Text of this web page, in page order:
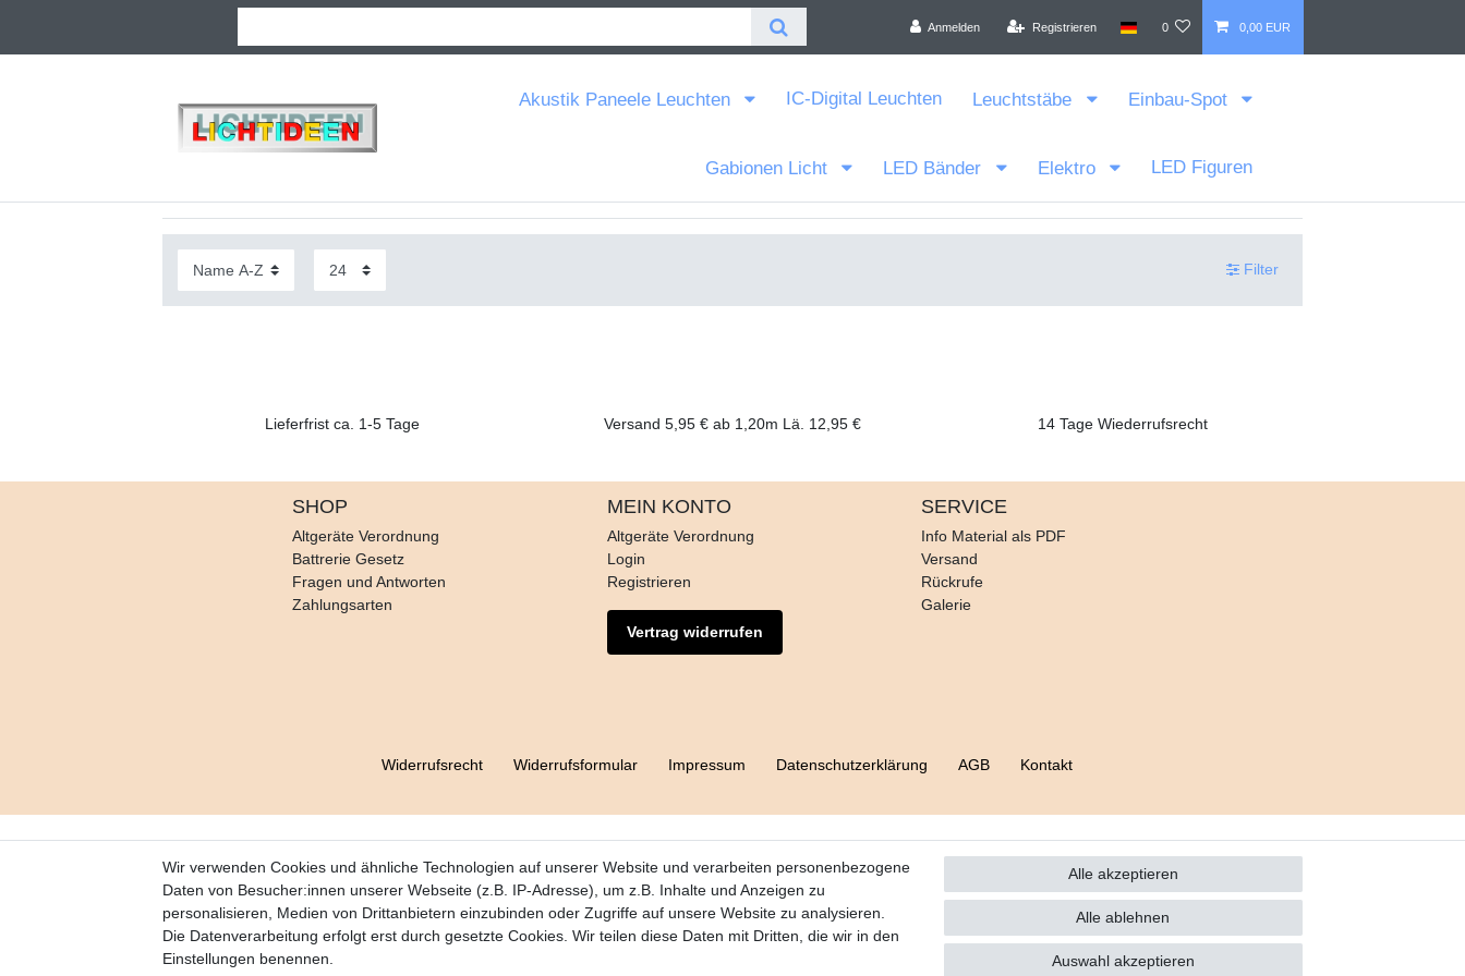
Anmelden Registrieren 0 0,00 EUR
Akustik Paneele Leuchten IC-Digital Leuchten Leuchtstäbe Einbau-Spot
Gabionen Licht LED Bänder Elektro LED Figuren
Filter
Lieferfrist ca. 1-5 Tage Versand 5,95 € ab 1,20m Lä. 12,95 € 14 Tage Wiederrufsrecht
SHOP
Altgeräte Verordnung
Battrerie Gesetz
Fragen und Antworten
Zahlungsarten
MEIN KONTO
Altgeräte Verordnung
Login
Registrieren
Vertrag widerrufen
SERVICE
Info Material als PDF
Versand
Rückrufe
Galerie
Widerrufs­recht Widerrufs­formular Impressum Daten­schutz­erklärung AGB Kontakt
Wir verwenden Cookies und ähnliche Technologien auf unserer Website und verarbeiten personenbezogene
Daten von Besucher:innen unserer Webseite (z.B. IP-Adresse), um z.B. Inhalte und Anzeigen zu
personalisieren, Medien von Drittanbietern einzubinden oder Zugriffe auf unsere Website zu analysieren.
Die Datenverarbeitung erfolgt erst durch gesetzte Cookies. Wir teilen diese Daten mit Dritten, die wir in den
Einstellungen benennen.
Alle akzeptieren
Alle ablehnen
Auswahl akzeptieren